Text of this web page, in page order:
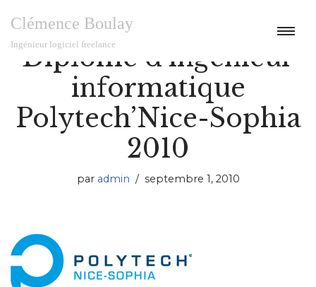
Aller
contenu
Clémence Boulay
Ingénieur logiciel freelance
Diplôme d’ingénieur
informatique
Polytech’Nice-Sophia
2010
par admin septembre 1, 2010